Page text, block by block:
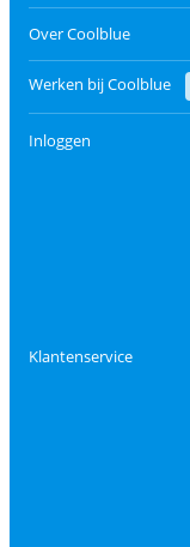
Over Coolblue
Werken bij Coolblue
Inloggen
Klantenservice